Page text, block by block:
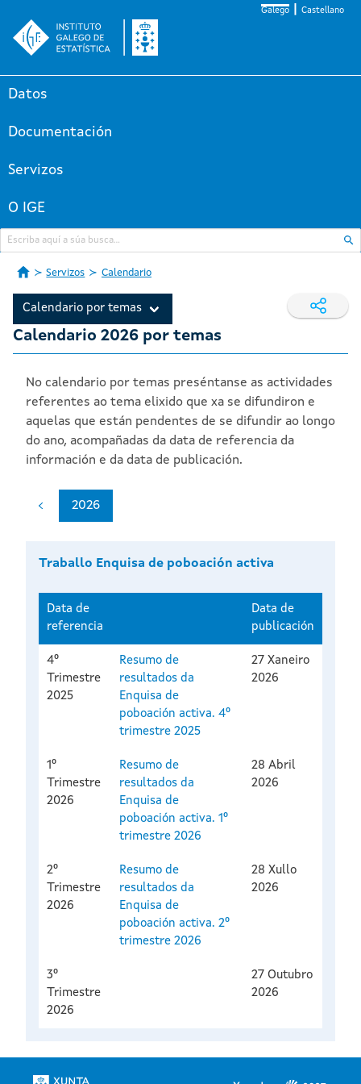
Galego Castellano
Datos
Documentación
Servizos
O IGE
Servizos Calendario
Calendario por temas
Calendario 2026 por temas
No calendario por temas preséntanse as actividades
referentes ao tema elixido que xa se difundiron e
aquelas que están pendentes de se difundir ao longo
do ano, acompañadas da data de referencia da
información e da data de publicación.
2026
Traballo Enquisa de poboación activa
Data de
referencia
Data de
publicación
4º
Trimestre
2025
Resumo de
resultados da
Enquisa de
poboación activa. 4º
trimestre 2025
27 Xaneiro
2026
1º
Trimestre
2026
Resumo de
resultados da
Enquisa de
poboación activa. 1º
trimestre 2026
28 Abril
2026
2º
Trimestre
2026
Resumo de
resultados da
Enquisa de
poboación activa. 2º
trimestre 2026
28 Xullo
2026
3º
Trimestre
2026
27 Outubro
2026